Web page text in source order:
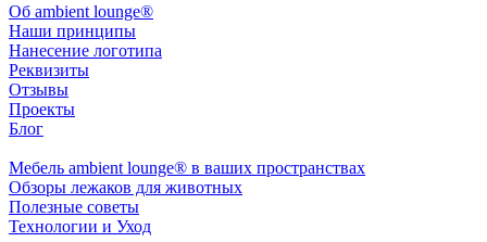
Oб ambient lounge®
Наши принципы
Нанесение логотипа
Реквизиты
Отзывы
Проекты
Блог
Мебель ambient lounge® в ваших пространствах
Обзоры лежаков для животных
Полезные советы
Технологии и Уход